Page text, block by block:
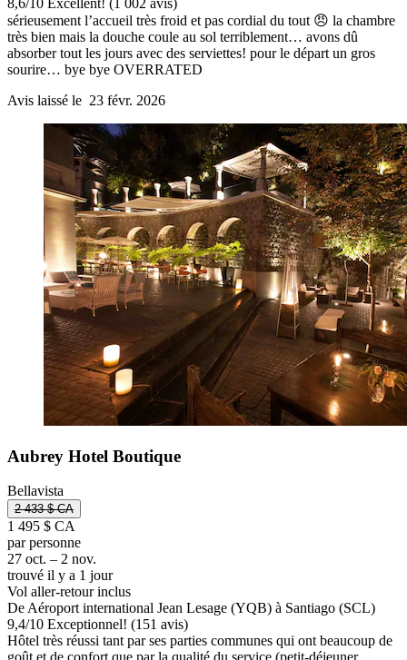
8,6/10 Excellent! (1 002 avis)
sérieusement l’accueil très froid et pas cordial du tout 😠 la chambre
très bien mais la douche coule au sol terriblement… avons dû
absorber tout les jours avec des serviettes! pour le départ un gros
sourire… bye bye OVERRATED
Avis laissé le 23 févr. 2026
Aubrey Hotel Boutique
Bellavista
2 433 $ CA
1 495 $ CA
par personne
27 oct. – 2 nov.
trouvé il y a 1 jour
Vol aller-retour inclus
De Aéroport international Jean Lesage (YQB) à Santiago (SCL)
9,4/10 Exceptionnel! (151 avis)
Hôtel très réussi tant par ses parties communes qui ont beaucoup de